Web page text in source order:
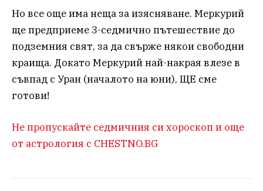
Но все още има неща за изясняване. Меркурий
ще предприеме 3-седмично пътешествие до
подземния свят, за да свърже някои свободни
краища. Докато Меркурий най-накрая влезе в
съвпад с Уран (началото на юни), ЩЕ сме
готови!
Не пропускайте седмичния си хороскоп и още
от астрология с CHESTNO.BG